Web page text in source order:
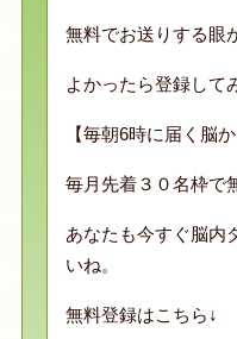
無料でお送りする眼
よかったら登録して
【毎朝6時に届く脳
毎月先着３０名枠で
あなたも今すぐ脳内
いね。
無料登録はこちら↓